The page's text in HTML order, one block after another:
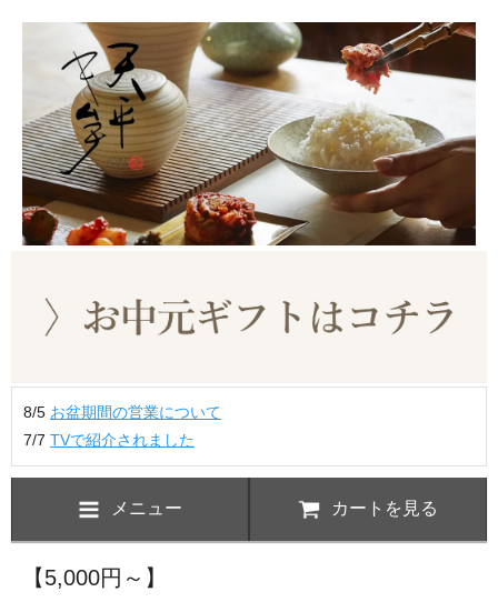
8/5 お盆期間の営業について
7/7 TVで紹介されました
メニュー カートを見る
【5,000円～】